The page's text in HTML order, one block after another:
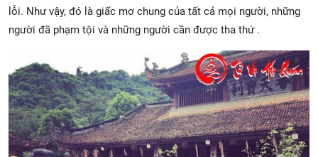
lỗi. Như vậy, đó là giấc mơ chung của tất cả mọi người, những
người đã phạm tội và những người cần được tha thứ .